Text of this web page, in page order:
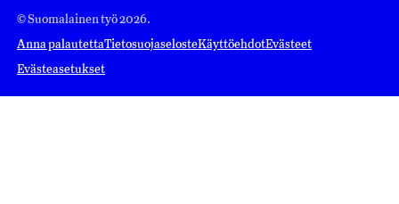
© Suomalainen työ 2026.
Anna palautettaTietosuojaselosteKäyttöehdotEvästeet
Evästeasetukset